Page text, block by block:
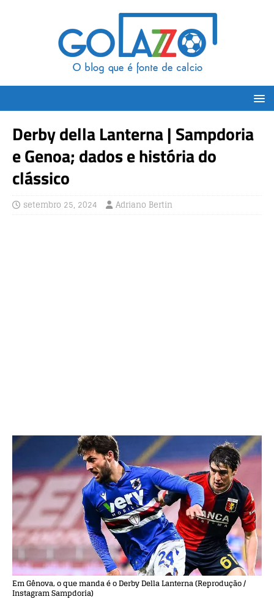
Derby della Lanterna | Sampdoria
e Genoa; dados e história do
clássico
setembro 25, 2024 Adriano Bertin
Em Gênova, o que manda é o Derby Della Lanterna (Reprodução /
Instagram Sampdoria)